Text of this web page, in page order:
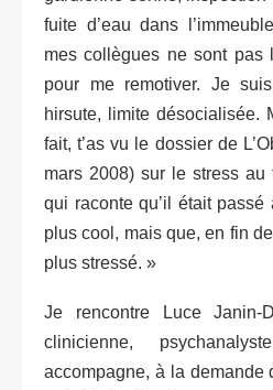
fuite d’eau dans
mes collègues ne sont pas
pour me remotiver. Je
hirsute, limite désocialisée.
fait, t’as vu le dossier de
mars 2008) sur le stress
qui raconte qu’il était
plus cool, mais que, en fin
plus stressé. »
Je rencontre Luce Janin-
clinicienne,
accompagne, à la demande